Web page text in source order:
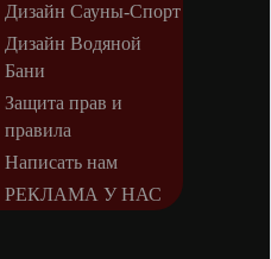
Дизайн Сауны-Спорт
Дизайн Водяной
Бани
Защита прав и
правила
Написать нам
РЕКЛАМА У НАС